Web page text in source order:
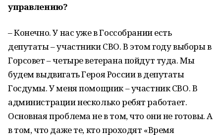
управлению?
– Конечно. У нас уже в Госсобрании есть
депутаты – участники СВО. В этом году выборы в
Горсовет – четыре ветерана пойдут туда. Мы
будем выдвигать Героя России в депутаты
Госдумы. У меня помощник – участник СВО. В
администрации несколько ребят работает.
Основная проблема не в том, что они не готовы. А
в том, что даже те, кто проходят «Время